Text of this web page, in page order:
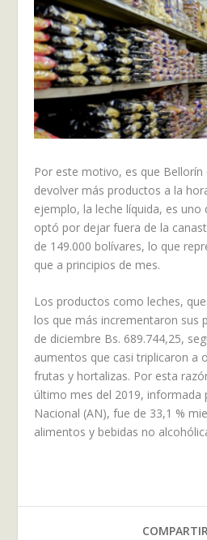
Por este motivo, es que
devolver más productos a la
ejemplo, la leche líquida, es uno
optó por dejar fuera de la
de 149.000 bolívares, lo que
que a principios de mes.
Los productos como leches,
los que más incrementaron sus
de diciembre Bs. 689.744,25,
aumentos que casi triplicaron a
frutas y hortalizas. Por esta
último mes del 2019, informada
Nacional (AN), fue de 33,1 %
alimentos y bebidas no